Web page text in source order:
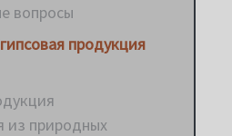
вопросы
продукция
из природных